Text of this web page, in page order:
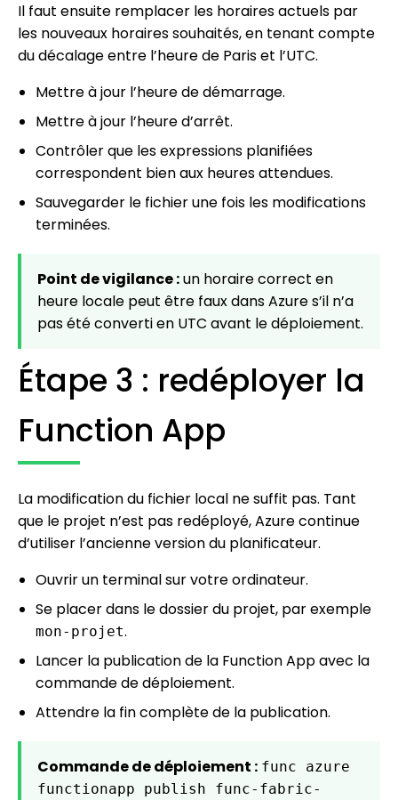
Il faut ensuite remplacer les horaires actuels par
les nouveaux horaires souhaités, en tenant compte
du décalage entre l’heure de Paris et l’UTC.
Mettre à jour l’heure de démarrage.
Mettre à jour l’heure d’arrêt.
Contrôler que les expressions planifiées
correspondent bien aux heures attendues.
Sauvegarder le fichier une fois les modifications
terminées.
Point de vigilance :un horaire correct en
heure locale peut être faux dans Azure s’il n’a
pas été converti en UTC avant le déploiement.
Étape 3 : redéployer la
Function App
La modification du fichier local ne suffit pas. Tant
que le projet n’est pas redéployé, Azure continue
d’utiliser l’ancienne version du planificateur.
Ouvrir un terminal sur votre ordinateur.
Se placer dans le dossier du projet, par exemple
mon-projet.
Lancer la publication de la Function App avec la
commande de déploiement.
Attendre la fin complète de la publication.
Commande de déploiement : func azure
functionapp publish func-fabric-